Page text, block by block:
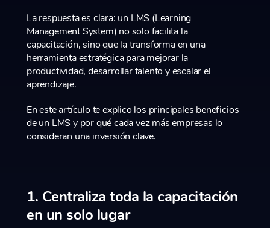
La respuesta es clara: un LMS (Learning
Management System) no solo facilita la
capacitación, sino que la transforma en una
herramienta estratégica para mejorar la
productividad, desarrollar talento y escalar el
aprendizaje.
En este artículo te explico los principales beneficios
de un LMS y por qué cada vez más empresas lo
consideran una inversión clave.
1. Centraliza toda la capacitación
en un solo lugar